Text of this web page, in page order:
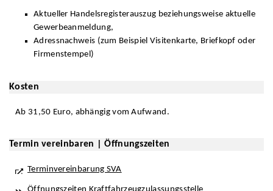
Aktueller Handelsregisterauszug beziehungsweise aktuelle
Gewerbeanmeldung,
Adressnachweis (zum Beispiel Visitenkarte, Briefkopf oder
Firmenstempel)
Kosten
Ab 31,50 Euro, abhängig vom Aufwand.
Termin vereinbaren | Öffnungszeiten
Terminvereinbarung SVA